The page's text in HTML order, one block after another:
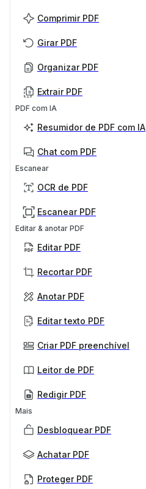
Comprimir PDF
Girar PDF
Organizar PDF
Extrair PDF
PDF com IA
Resumidor de PDF com IA
Chat com PDF
Escanear
OCR de PDF
Escanear PDF
Editar & anotar PDF
Editar PDF
Recortar PDF
Anotar PDF
Editar texto PDF
Criar PDF preenchível
Leitor de PDF
Redigir PDF
Mais
Desbloquear PDF
Achatar PDF
Proteger PDF